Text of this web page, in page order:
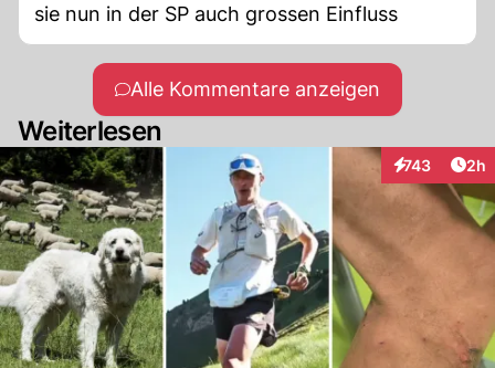
sie nun in der SP auch grossen Einfluss
Alle Kommentare anzeigen
Weiterlesen
743
Interaktionen
2h